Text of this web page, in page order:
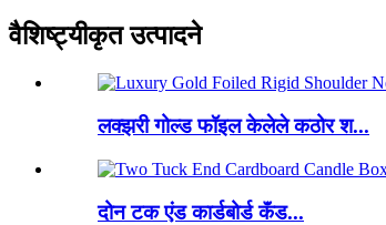
वैशिष्ट्यीकृत उत्पादने
लक्झरी गोल्ड फॉइल केलेले कठोर श...
दोन टक एंड कार्डबोर्ड कॅंड...